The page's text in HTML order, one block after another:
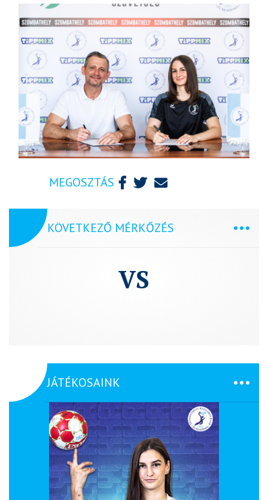
MEGOSZTÁS
KÖVETKEZŐ MÉRKŐZÉS
VS
JÁTÉKOSAINK